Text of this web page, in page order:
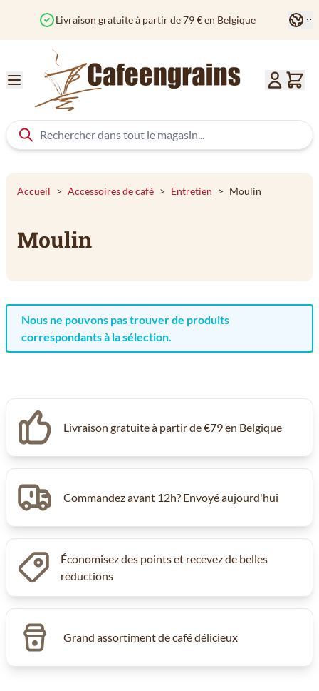
Livraison gratuite à partir de 79 € en Belgique
Accueil > Accessoires de café > Entretien > Moulin
Moulin
Nous ne pouvons pas trouver de produits
correspondants à la sélection.
Livraison gratuite à partir de €79 en Belgique
Commandez avant 12h? Envoyé aujourd'hui
Économisez des points et recevez de belles
réductions
Grand assortiment de café délicieux